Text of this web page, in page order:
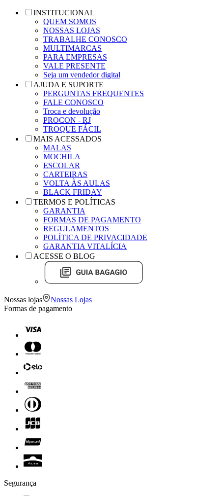
INSTITUCIONAL
QUEM SOMOS
NOSSAS LOJAS
TRABALHE CONOSCO
MULTIMARCAS
PARA EMPRESAS
VALE PRESENTE
Seja um vendedor digital
AJUDA E SUPORTE
PERGUNTAS FREQUENTES
FALE CONOSCO
Troca e devolução
PROCON - RJ
TROQUE FÁCIL
MAIS ACESSADOS
MALAS
MOCHILA
ESCOLAR
CARTEIRAS
VOLTA ÀS AULAS
BLACK FRIDAY
TERMOS E POLÍTICAS
GARANTIA
FORMAS DE PAGAMENTO
REGULAMENTOS
POLÍTICA DE PRIVACIDADE
GARANTIA VITALÍCIA
ACESSE O BLOG
Nossas lojas
Nossas Lojas
Formas de pagamento
Segurança